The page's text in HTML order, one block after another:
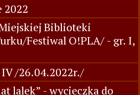
2022
Biblioteki
Festiwal O!PLA/ - gr. I,
/26.04.2022r./
lalek” - wycieczka do